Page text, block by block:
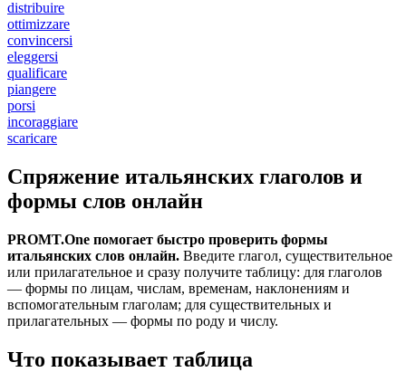
distribuire
ottimizzare
convincersi
eleggersi
qualificare
piangere
porsi
incoraggiare
scaricare
Спряжение итальянских глаголов и
формы слов онлайн
PROMT.One помогает быстро проверить формы
итальянских слов онлайн. Введите глагол, существительное
или прилагательное и сразу получите таблицу: для глаголов
— формы по лицам, числам, временам, наклонениям и
вспомогательным глаголам; для существительных и
прилагательных — формы по роду и числу.
Что показывает таблица